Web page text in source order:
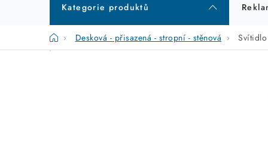
Kategorie produktů
DomůDesková - přisazená - stropní - stěnová
P